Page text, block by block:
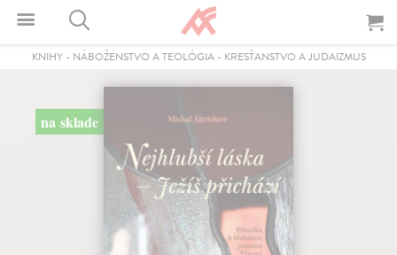
KNIHY- NÁBOŽENSTVO A TEOLÓGIA- KRESŤANSTVO A JUDAIZMUS
na sklade